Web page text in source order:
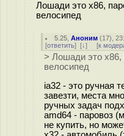
Лошади это x86,
велосипед
5.25 ,Аноним (17),
[ответить] [↓] [к
> Лошади это x86,
велосипед
ia32 - это ручная
завезти, места
ручных задач
amd64 - паровоз
не купить, но